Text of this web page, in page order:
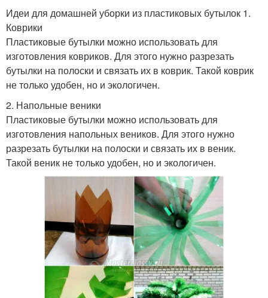
Идеи для домашней уборки из пластиковых бутылок 1.
Коврики
Пластиковые бутылки можно использовать для
изготовления ковриков. Для этого нужно разрезать
бутылки на полоски и связать их в коврик. Такой коврик
не только удобен, но и экологичен.
2. Напольные веники
Пластиковые бутылки можно использовать для
изготовления напольных веников. Для этого нужно
разрезать бутылки на полоски и связать их в веник.
Такой веник не только удобен, но и экологичен.